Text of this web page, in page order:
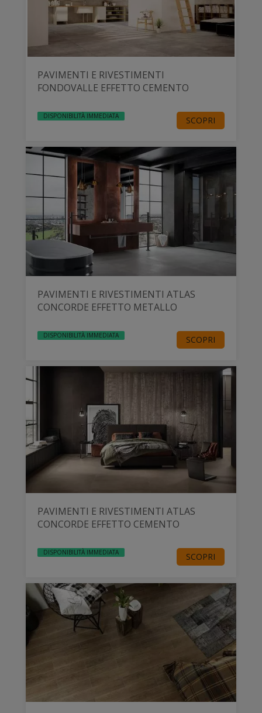
PAVIMENTI E RIVESTIMENTI
FONDOVALLE EFFETTO CEMENTO
DISPONIBILITÀ IMMEDIATA SCOPRI
PAVIMENTI E RIVESTIMENTI ATLAS
CONCORDE EFFETTO METALLO
DISPONIBILITÀ IMMEDIATA SCOPRI
PAVIMENTI E RIVESTIMENTI ATLAS
CONCORDE EFFETTO CEMENTO
DISPONIBILITÀ IMMEDIATA SCOPRI